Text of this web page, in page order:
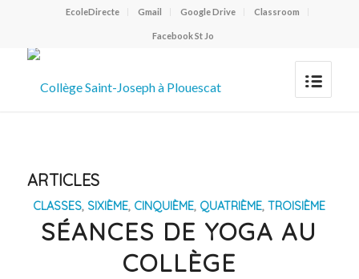
EcoleDirecte Gmail Google Drive Classroom
Facebook St Jo
ARTICLES
CLASSES, SIXIÈME, CINQUIÈME, QUATRIÈME,TROISIÈME
SÉANCES DE YOGA AU
COLLÈGE